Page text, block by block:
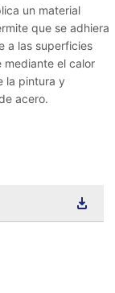
un material
que se adhiera
a las superficies
mediante el calor
la pintura y
acero.